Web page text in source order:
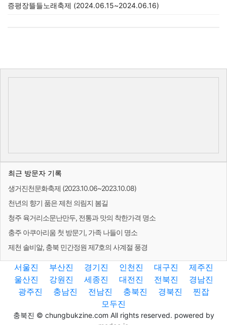
증평장뜰들노래축제 (2024.06.15~2024.06.16)
최근 방문자 기록
생거진천문화축제 (2023.10.06~2023.10.08)
천년의 향기 품은 제천 의림지 봄길
청주 육거리소문난만두, 전통과 맛의 착한가격 명소
충주 아쿠아리움 첫 방문기, 가족 나들이 명소
제천 솔비알, 충북 민간정원 제7호의 사계절 풍경
서울진 부산진 경기진 인천진 대구진
제주진
울산진
강원진 세종진 대전진 전북진
경남진
광주진
충남진 전남진 충북진 경북진
찐잡
모두진
충북진 © chungbukzine.com All rights reserved. powered by